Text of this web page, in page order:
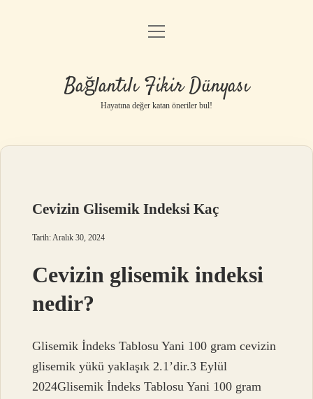
Anasayfa
Yasal Uyarı
menüyü
Bağlantılı Fikir Dünyası
Hayatına değer katan öneriler bul!
Cevizin Glisemik Indeksi Kaç
Tarih: Aralık 30, 2024
Cevizin glisemik indeksi
nedir?
Glisemik İndeks Tablosu Yani 100 gram cevizin
glisemik yükü yaklaşık 2.1’dir.3 Eylül
2024Glisemik İndeks Tablosu Yani 100 gram